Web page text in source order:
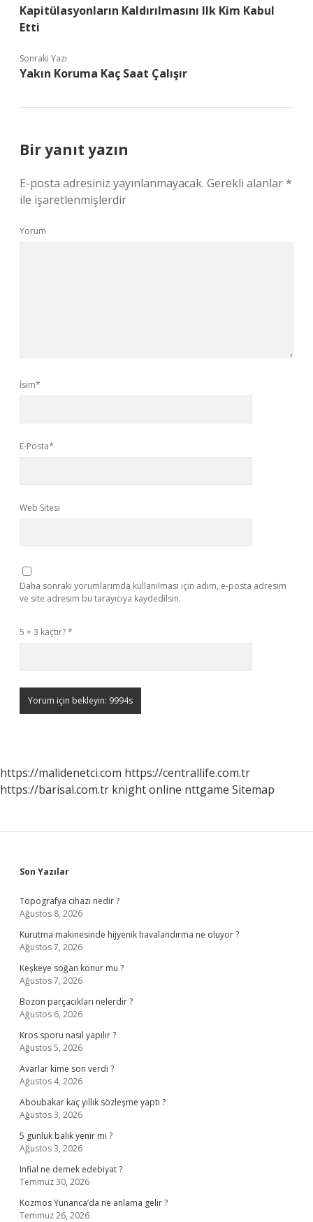
Kapitülasyonların Kaldırılmasını Ilk Kim Kabul
Etti
Sonraki Yazı
Yakın Koruma Kaç Saat Çalışır
Bir yanıt yazın
E-posta adresiniz yayınlanmayacak. Gerekli alanlar*
ile işaretlenmişlerdir
Yorum
İsim*
E-Posta*
Web Sitesi
Daha sonraki yorumlarımda kullanılması için adım, e-posta adresim
ve site adresim bu tarayıcıya kaydedilsin.
5 + 3 kaçtır?*
https://malidenetci.com https://centrallife.com.tr
https://barisal.com.tr knight online nttgame Sitemap
Sidebar
Son Yazılar
Topografya cihazı nedir ?
Ağustos 8, 2026
Kurutma makinesinde hijyenik havalandırma ne oluyor ?
Ağustos 7, 2026
Keşkeye soğan konur mu ?
Ağustos 7, 2026
Bozon parçacıkları nelerdir ?
Ağustos 6, 2026
Kros sporu nasıl yapılır ?
Ağustos 5, 2026
Avarlar kime son verdi ?
Ağustos 4, 2026
Aboubakar kaç yıllık sözleşme yaptı ?
Ağustos 3, 2026
5 günlük balık yenir mi ?
Ağustos 3, 2026
Infial ne demek edebiyat ?
Temmuz 30, 2026
Kozmos Yunanca’da ne anlama gelir ?
Temmuz 26, 2026